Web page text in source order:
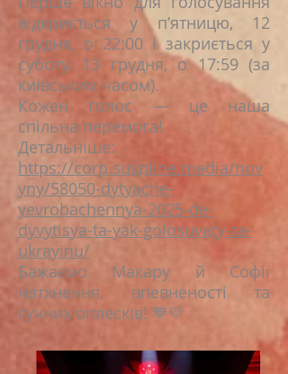
відкриється у п’ятницю, 12
грудня, о 22:00 і закриється у
суботу, 13 грудня, о 17:59 (за
київським часом).
Кожен голос — це наша
спільна перемога!
Детальніше:
https://corp.suspilne.media/nov
yny/58050-dytyache-
yevrobachennya-2025-de-
dyvytisya-ta-yak-golosuvaty-za-
ukrayinu/
Бажаємо Макару й Софії
натхнення, впевненості та
гучних оплесків! 💙💛